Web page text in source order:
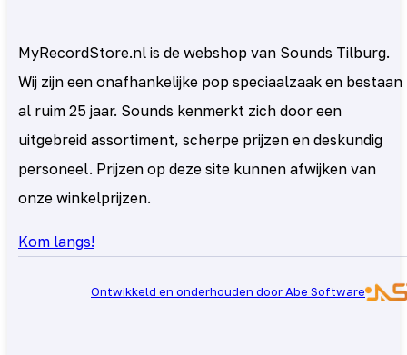
MyRecordStore.nl is de webshop van Sounds Tilburg.
Wij zijn een onafhankelijke pop speciaalzaak en bestaan
al ruim 25 jaar. Sounds kenmerkt zich door een
uitgebreid assortiment, scherpe prijzen en deskundig
personeel. Prijzen op deze site kunnen afwijken van
onze winkelprijzen.
Kom langs!
Ontwikkeld en onderhouden door Abe Software